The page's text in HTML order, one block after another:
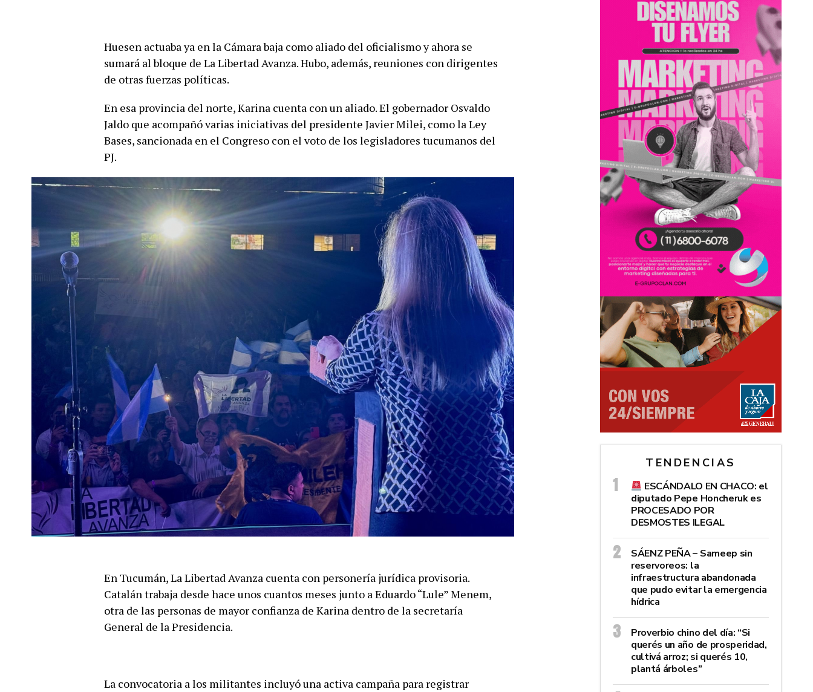
Huesen actuaba ya en la Cámara baja como aliado del oficialismo y ahora se
sumará al bloque de La Libertad Avanza. Hubo, además, reuniones con dirigentes
de otras fuerzas políticas.
En esa provincia del norte, Karina cuenta con un aliado. El gobernador Osvaldo
Jaldo que acompañó varias iniciativas del presidente Javier Milei, como la Ley
Bases, sancionada en el Congreso con el voto de los legisladores tucumanos del
PJ.
En Tucumán, La Libertad Avanza cuenta con personería jurídica provisoria.
Catalán trabaja desde hace unos cuantos meses junto a Eduardo “Lule” Menem,
otra de las personas de mayor confianza de Karina dentro de la secretaría
General de la Presidencia.
La convocatoria a los militantes incluyó una activa campaña para registrar
TENDENCIAS
ESCÁNDALO EN CHACO: el
diputado Pepe Honcheruk es
PROCESADO POR
DESMOSTES ILEGAL
SÁENZ PEÑA – Sameep sin
reservoreos: la
infraestructura abandonada
que pudo evitar la emergencia
hídrica
Proverbio chino del día: “Si
querés un año de prosperidad,
cultivá arroz; si querés 10,
plantá árboles”